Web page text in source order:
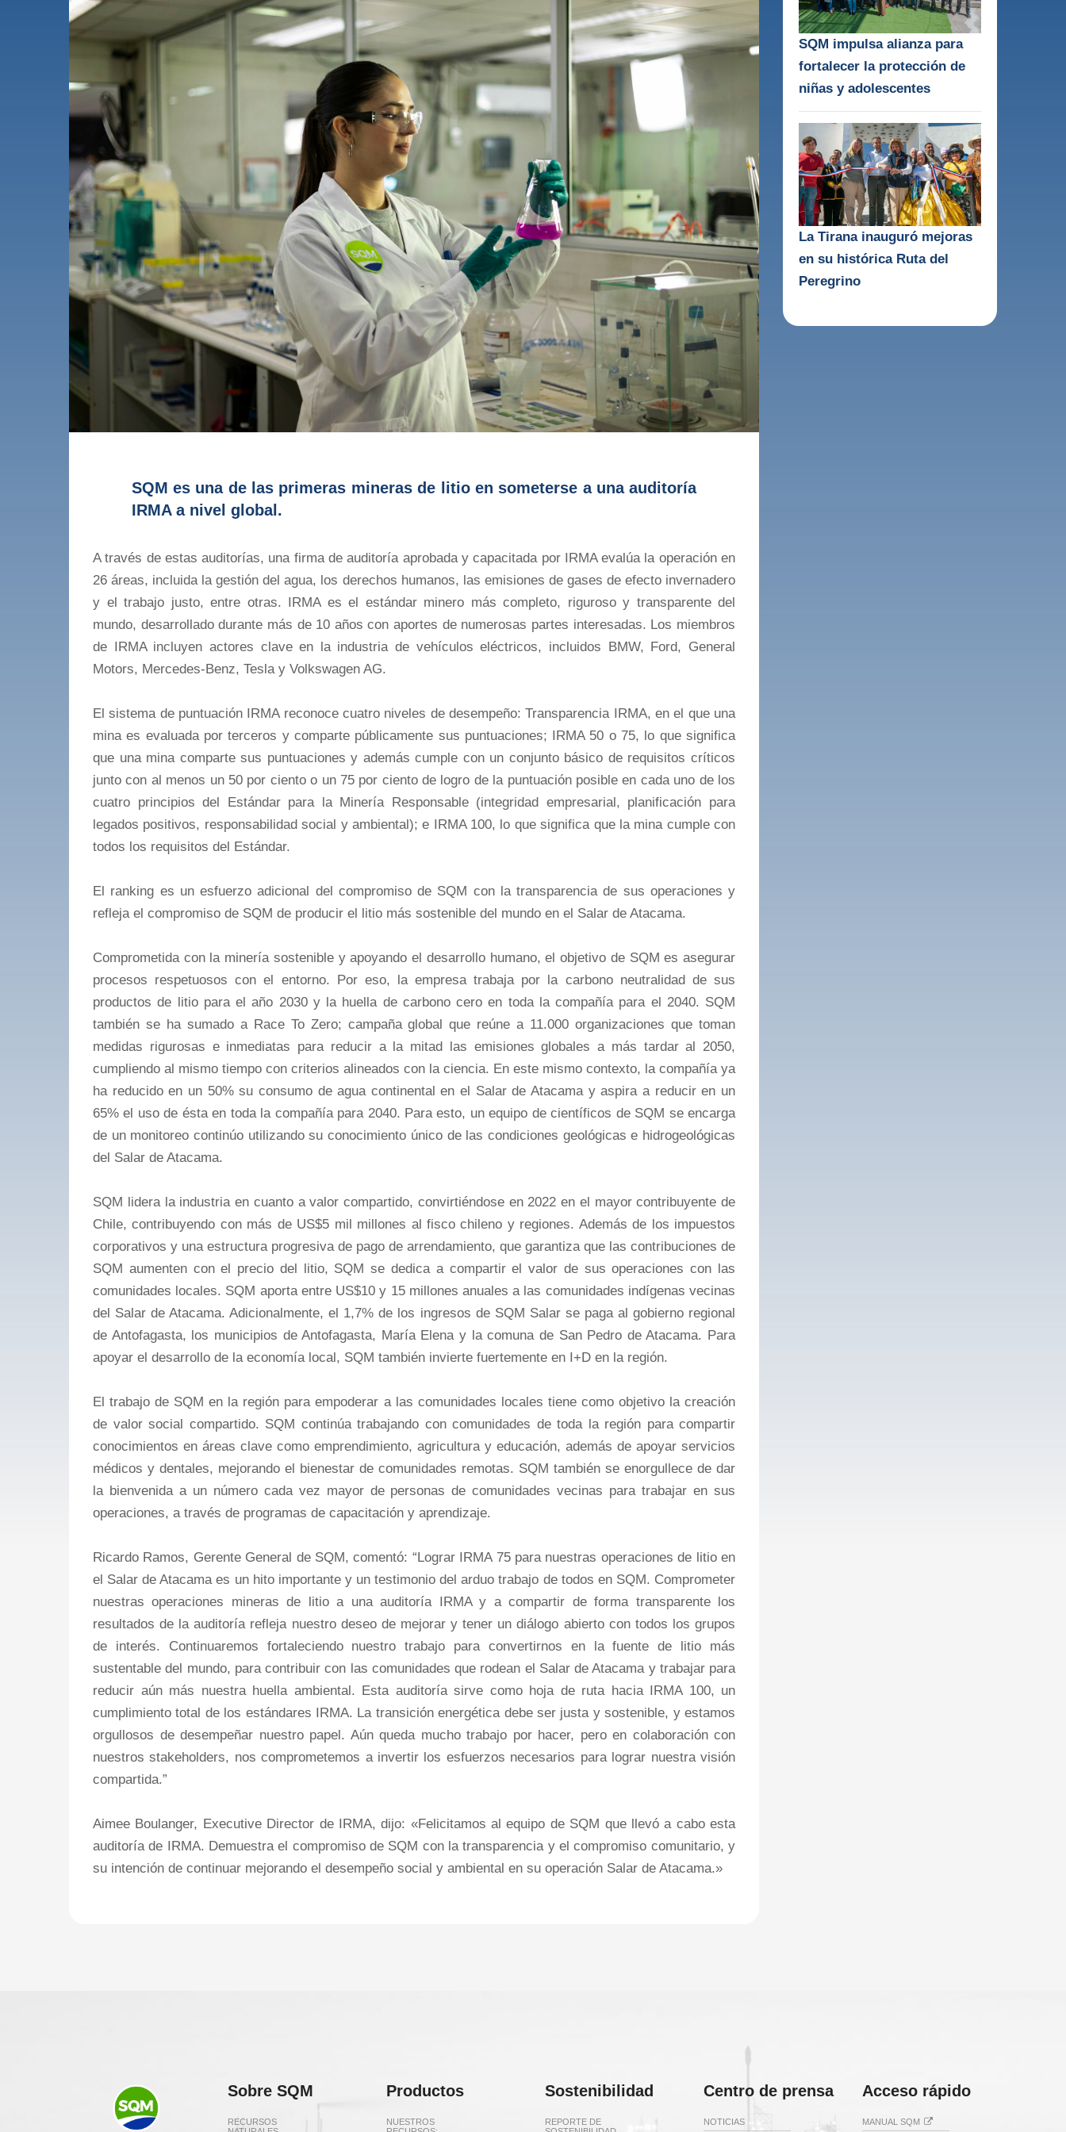
SQM es una de las primeras mineras de litio en someterse a una auditoría
IRMA a nivel global.
A través de estas auditorías, una firma de auditoría aprobada y capacitada por IRMA evalúa la operación en
26 áreas, incluida la gestión del agua, los derechos humanos, las emisiones de gases de efecto invernadero
y el trabajo justo, entre otras. IRMA es el estándar minero más completo, riguroso y transparente del
mundo, desarrollado durante más de 10 años con aportes de numerosas partes interesadas. Los miembros
de IRMA incluyen actores clave en la industria de vehículos eléctricos, incluidos BMW, Ford, General
Motors, Mercedes-Benz, Tesla y Volkswagen AG.
El sistema de puntuación IRMA reconoce cuatro niveles de desempeño: Transparencia IRMA, en el que una
mina es evaluada por terceros y comparte públicamente sus puntuaciones; IRMA 50 o 75, lo que significa
que una mina comparte sus puntuaciones y además cumple con un conjunto básico de requisitos críticos
junto con al menos un 50 por ciento o un 75 por ciento de logro de la puntuación posible en cada uno de los
cuatro principios del Estándar para la Minería Responsable (integridad empresarial, planificación para
legados positivos, responsabilidad social y ambiental); e IRMA 100, lo que significa que la mina cumple con
todos los requisitos del Estándar.
El ranking es un esfuerzo adicional del compromiso de SQM con la transparencia de sus operaciones y
refleja el compromiso de SQM de producir el litio más sostenible del mundo en el Salar de Atacama.
Comprometida con la minería sostenible y apoyando el desarrollo humano, el objetivo de SQM es asegurar
procesos respetuosos con el entorno. Por eso, la empresa trabaja por la carbono neutralidad de sus
productos de litio para el año 2030 y la huella de carbono cero en toda la compañía para el 2040. SQM
también se ha sumado a Race To Zero; campaña global que reúne a 11.000 organizaciones que toman
medidas rigurosas e inmediatas para reducir a la mitad las emisiones globales a más tardar al 2050,
cumpliendo al mismo tiempo con criterios alineados con la ciencia. En este mismo contexto, la compañía ya
ha reducido en un 50% su consumo de agua continental en el Salar de Atacama y aspira a reducir en un
65% el uso de ésta en toda la compañía para 2040. Para esto, un equipo de científicos de SQM se encarga
de un monitoreo continúo utilizando su conocimiento único de las condiciones geológicas e hidrogeológicas
del Salar de Atacama.
SQM lidera la industria en cuanto a valor compartido, convirtiéndose en 2022 en el mayor contribuyente de
Chile, contribuyendo con más de US$5 mil millones al fisco chileno y regiones. Además de los impuestos
corporativos y una estructura progresiva de pago de arrendamiento, que garantiza que las contribuciones de
SQM aumenten con el precio del litio, SQM se dedica a compartir el valor de sus operaciones con las
comunidades locales. SQM aporta entre US$10 y 15 millones anuales a las comunidades indígenas vecinas
del Salar de Atacama. Adicionalmente, el 1,7% de los ingresos de SQM Salar se paga al gobierno regional
de Antofagasta, los municipios de Antofagasta, María Elena y la comuna de San Pedro de Atacama. Para
apoyar el desarrollo de la economía local, SQM también invierte fuertemente en I+D en la región.
El trabajo de SQM en la región para empoderar a las comunidades locales tiene como objetivo la creación
de valor social compartido. SQM continúa trabajando con comunidades de toda la región para compartir
conocimientos en áreas clave como emprendimiento, agricultura y educación, además de apoyar servicios
médicos y dentales, mejorando el bienestar de comunidades remotas. SQM también se enorgullece de dar
la bienvenida a un número cada vez mayor de personas de comunidades vecinas para trabajar en sus
operaciones, a través de programas de capacitación y aprendizaje.
Ricardo Ramos, Gerente General de SQM, comentó: “Lograr IRMA 75 para nuestras operaciones de litio en
el Salar de Atacama es un hito importante y un testimonio del arduo trabajo de todos en SQM. Comprometer
nuestras operaciones mineras de litio a una auditoría IRMA y a compartir de forma transparente los
resultados de la auditoría refleja nuestro deseo de mejorar y tener un diálogo abierto con todos los grupos
de interés. Continuaremos fortaleciendo nuestro trabajo para convertirnos en la fuente de litio más
sustentable del mundo, para contribuir con las comunidades que rodean el Salar de Atacama y trabajar para
reducir aún más nuestra huella ambiental. Esta auditoría sirve como hoja de ruta hacia IRMA 100, un
cumplimiento total de los estándares IRMA. La transición energética debe ser justa y sostenible, y estamos
orgullosos de desempeñar nuestro papel. Aún queda mucho trabajo por hacer, pero en colaboración con
nuestros stakeholders, nos comprometemos a invertir los esfuerzos necesarios para lograr nuestra visión
compartida.”
Aimee Boulanger, Executive Director de IRMA, dijo: «Felicitamos al equipo de SQM que llevó a cabo esta
auditoría de IRMA. Demuestra el compromiso de SQM con la transparencia y el compromiso comunitario, y
su intención de continuar mejorando el desempeño social y ambiental en su operación Salar de Atacama.»
SQM impulsa alianza para
fortalecer la protección de
niñas y adolescentes
La Tirana inauguró mejoras
en su histórica Ruta del
Peregrino
Sobre SQM
RECURSOS
Productos
NUESTROS
Sostenibilidad
REPORTE DE
Centro de prensa
NOTICIAS
Acceso rápido
MANUAL SQM